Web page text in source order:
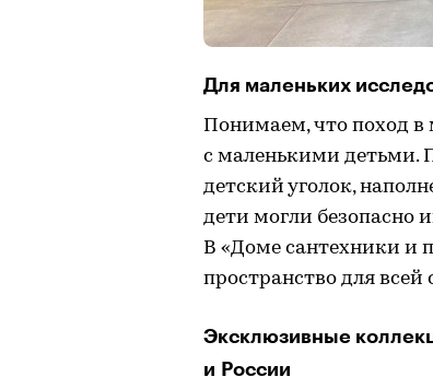
Для маленьких
Понимаем, что поход
с маленькими детьми.
детский уголок,
дети могли безопасно
В «Доме сантехники и
пространство для всей
Эксклюзивные
и России